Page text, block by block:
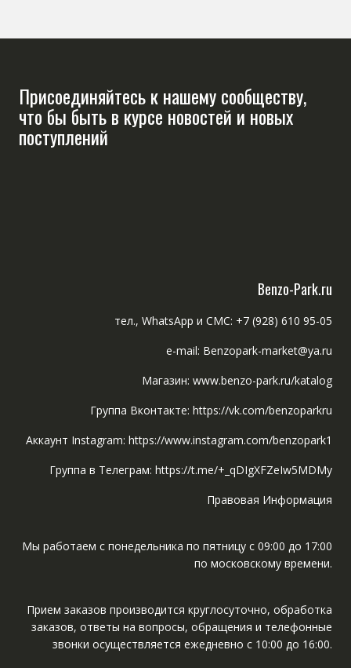
Присоединяйтесь к нашему сообществу,
что бы быть в курсе новостей и новых
поступлений
Benzo-Park.ru
тел., WhatsApp и СМС: +7 (928) 610 95-05
e-mail: Benzopark-market@ya.ru
Магазин: www.benzo-park.ru/katalog
Группа Вконтакте: https://vk.com/benzoparkru
Аккаунт Instagram: https://www.instagram.com/benzopark1
Группа в Телеграм: https://t.me/+_qDIgXFZeIw5MDMy
Правовая Информация
Мы работаем с понедельника по пятницу с 09:00 до 17:00
по московскому времени.
Прием заказов производится круглосуточно, обработка
заказов, ответы на вопросы, обращения и телефонные
звонки осуществляется ежедневно с 10:00 до 16:00.